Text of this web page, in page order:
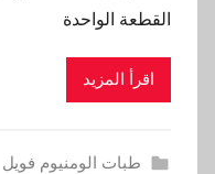
القطعة الواحدة
اقرأ المزيد
طبات الومنيوم فويل